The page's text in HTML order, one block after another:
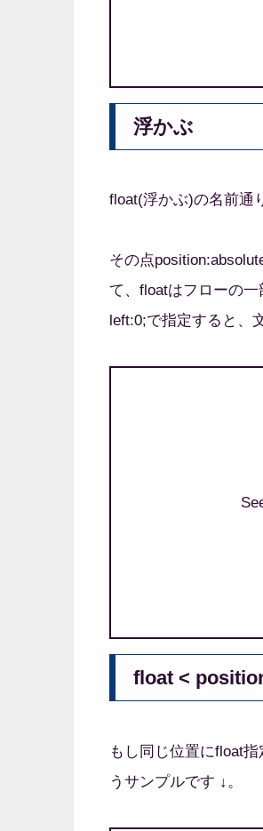
浮かぶ
float(浮かぶ)の名前通
その点
て、floatはフローの
left:0;で指定すると、
float <
もし同じ位置にfloat
うサンプルです ↓。